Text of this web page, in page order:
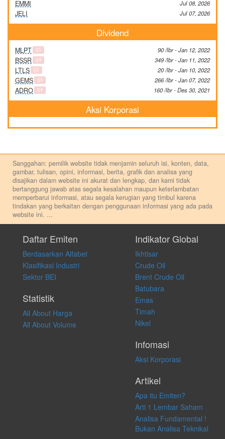
EMMI Jul 08, 2026
JELI Jul 07, 2026
Dividend
MLPT Q1 90 /lbr - Jan 12, 2022
BSSR Q4 349 /lbr - Jan 11, 2022
LTLS Q1 20 /lbr - Jan 10, 2022
GEMS Q4 266 /lbr - Jan 07, 2022
ADRO Q4 160 /lbr - Des 30, 2021
Aksi Korporasi
Sanggahan: pemilik website tidak menjamin seluruh isi, konten, data,
gambar, tulisan, opini, informasi, berita, grafik dan analisa yang
disajikan dalam website ini akurat dan lengkap, dan kami tidak
bertanggung jawab atas segala kesalahan maupun keterlambatan
memperbarui informasi, atau segala kerugian yang timbul karena
tindakan yang berkaitan dengan penggunaan informasi yang ada pada
website ini. ...
pribadi. Kami tidak memberi anjuran, saran, rekomendasi untuk
membeli, menjual atau melakukan aktivitas lain yang terkait dengan
transaksi perdagangan apapun, dan kami tidak bertanggung jawab
atas keputusan investasi yang dilakukan dalam kondisi dan situasi
apapun juga, yang diakibatkan secara langsung maupun tidak
langsung atas konten pada website ini.
Daftar Emiten
Berdasarkan Alfabet
Klasifikasi Industri
Sektor BEI
Statistik
All About Harga
All About Volume
Indikator Global
Ikhtisar
Crude Oil
Brent Crude Oil
Batubara
Emas
Timah
Nikel
Infomasi
Aksi Korporasi
Artikel
Apa itu Emiten?
Arti 1 Lembar Saham
Analisa Fundamental !
Bukan Analisa Teknikal